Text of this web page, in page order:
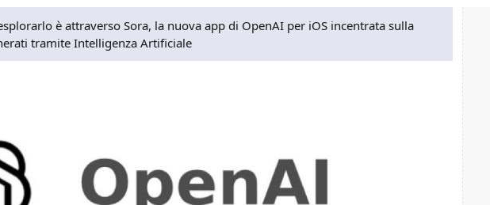
è attraverso Sora, la nuova app di OpenAI per iOS incentrata sulla
tramite Intelligenza Artificiale